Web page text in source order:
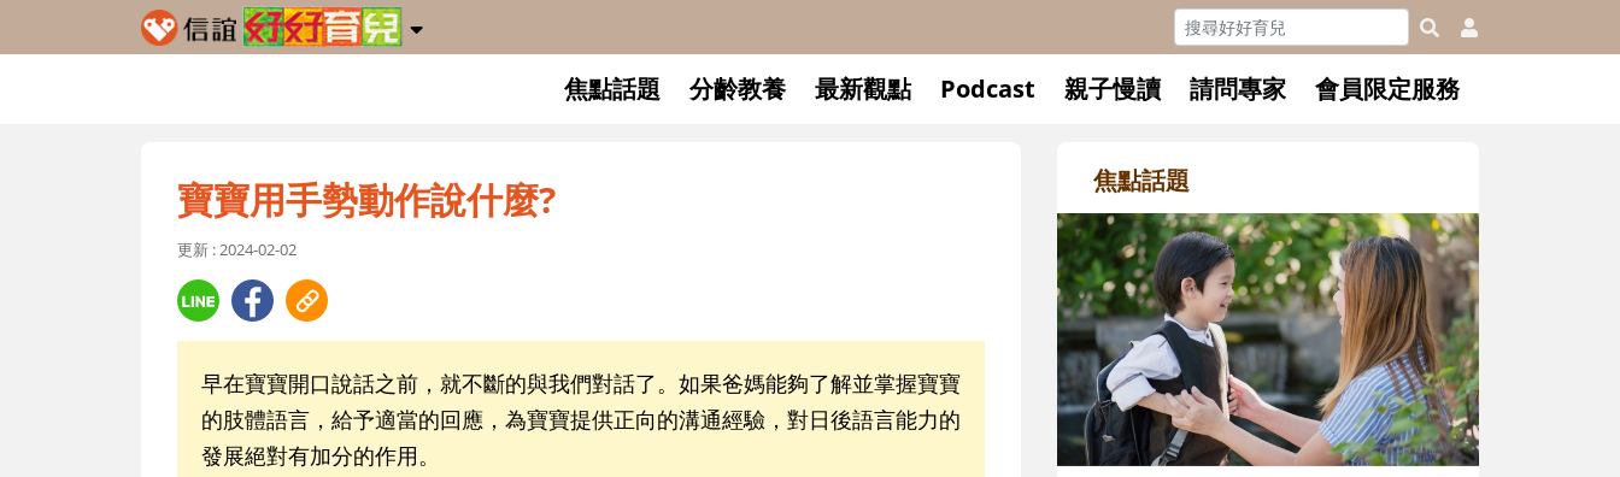
焦點話題 分齡教養 最新觀點 Podcast 親子慢讀 請問專家 會員限定服務
寶寶用手勢動作說什麼?
更新 : 2024-02-02
早在寶寶開口說話之前，就不斷的與我們對話了。如果爸媽能夠了解並掌握寶寶
的肢體語言，給予適當的回應，為寶寶提供正向的溝通經驗，對日後語言能力的
發展絕對有加分的作用。
焦點話題
和孩子一起長大的那個男人│讀
懂父親的不同模樣
沒有人天生就擅長當爸爸！男人總是
在一次次「前所未有」的體驗中，跟
著孩子一起長大。從給予安全感的肢
體遊戲，到獨立自主、角色認同及解